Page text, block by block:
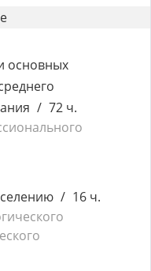
основных
72 ч.
16 ч.